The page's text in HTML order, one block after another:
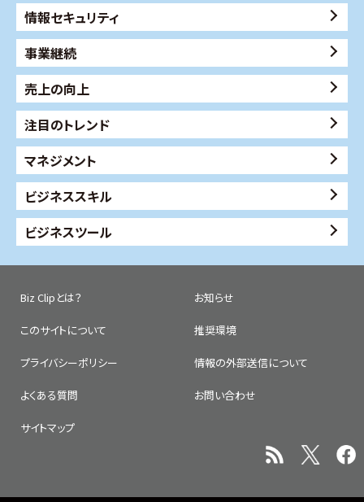
情報セキュリティ
事業継続
売上の向上
注目のトレンド
マネジメント
ビジネススキル
ビジネスツール
Biz Clipとは？ お知らせ
このサイトについて 推奨環境
プライバシーポリシー 情報の外部送信について
よくある質問 お問い合わせ
サイトマップ